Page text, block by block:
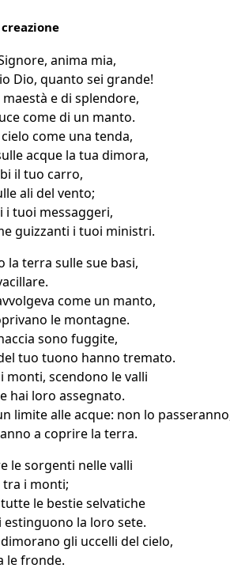
anima mia,
Dio, quanto sei grande!
e di splendore,
come di un manto.
come una tenda,
acque la tua dimora,
il tuo carro,
ali del vento;
i tuoi messaggeri,
guizzanti i tuoi ministri.
la terra sulle sue basi,
come un manto,
le montagne.
sono fuggite,
tuo tuono hanno tremato.
monti, scendono le valli
hai loro assegnato.
limite alle acque: non lo
a coprire la terra.
le sorgenti nelle valli
i monti;
le bestie selvatiche
estinguono la loro sete.
gli uccelli del cielo,
le fronde.